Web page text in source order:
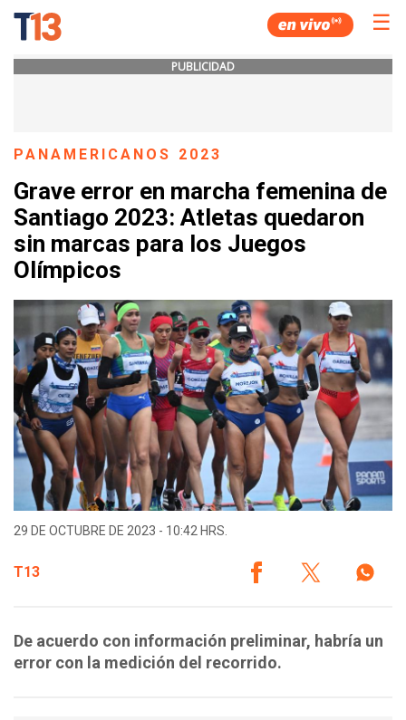
☰
PUBLICIDAD
PANAMERICANOS 2023
Grave error en marcha femenina de
Santiago 2023: Atletas quedaron
sin marcas para los Juegos
Olímpicos
29 DE OCTUBRE DE 2023 - 10:42 HRS.
T13
De acuerdo con información preliminar, habría un
error con la medición del recorrido.